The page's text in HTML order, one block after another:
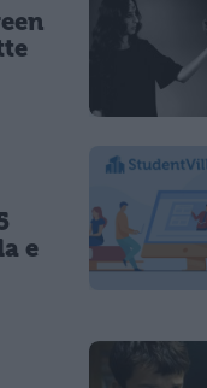
e